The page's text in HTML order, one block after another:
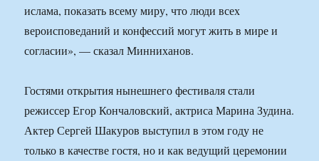
ислама, показать всему миру, что люди всех
вероисповеданий и конфессий могут жить в мире и
согласии», — сказал Минниханов.
Гостями открытия нынешнего фестиваля стали
режиссер Егор Кончаловский, актриса Марина Зудина.
Актер Сергей Шакуров выступил в этом году не
только в качестве гостя, но и как ведущий церемонии